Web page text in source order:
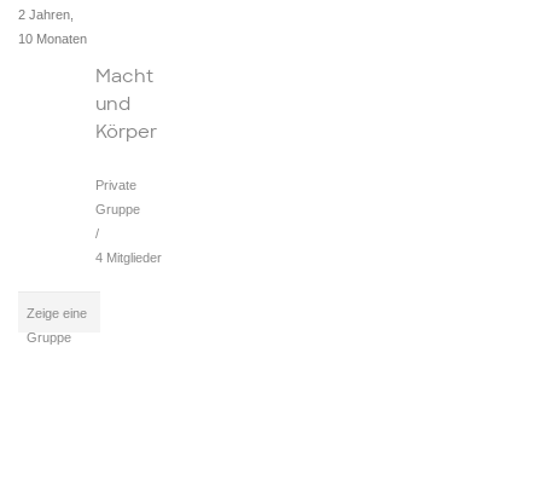
2 Jahren,
10 Monaten
Macht
und
Körper
Private
Gruppe
/
4 Mitglieder
Zeige eine
Gruppe